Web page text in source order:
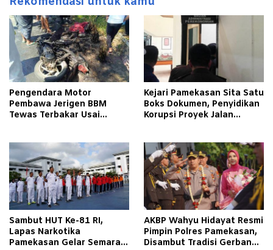
Pengendara Motor
Pembawa Jerigen BBM
Tewas Terbakar Usai
Pamekasan
Kejari Pamekasan Sita Satu
Boks Dokumen, Penyidikan
Korupsi Proyek Jalan
Sambut HUT Ke-81 RI,
Lapas Narkotika
Pamekasan Gelar Semarak
AKBP Wahyu Hidayat Resmi
Pimpin Polres Pamekasan,
Disambut Tradisi Gerbang